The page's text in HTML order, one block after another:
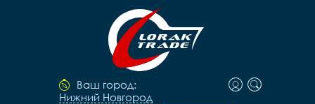
Ваш город:
Нижний Новгород